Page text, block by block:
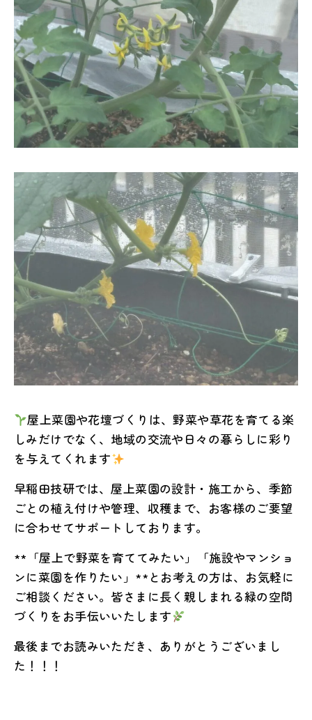
屋上菜園や花壇づくりは、野菜や草花を育てる楽
しみだけでなく、地域の交流や日々の暮らしに彩り
を与えてくれます
早稲田技研では、屋上菜園の設計・施工から、季節
ごとの植え付けや管理、収穫まで、お客様のご要望
に合わせてサポートしております。
**「屋上で野菜を育ててみたい」「施設やマンショ
ンに菜園を作りたい」**とお考えの方は、お気軽に
ご相談ください。皆さまに長く親しまれる緑の空間
づくりをお手伝いいたします
最後までお読みいただき、ありがとうございまし
た！！！